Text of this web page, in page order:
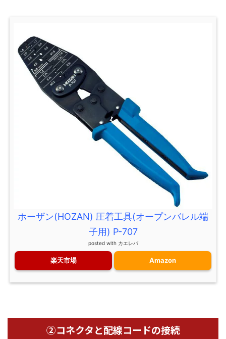
ホーザン(HOZAN) 圧着工具(オープンバレル端
子用) P-707
posted with カエレバ
楽天市場 Amazon
②コネクタと配線コードの接続